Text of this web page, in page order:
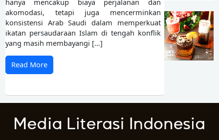
hanya mencakup biaya perjalanan dan
akomodasi, tetapi juga mencerminkan
konsistensi Arab Saudi dalam memperkuat
ikatan persaudaraan Islam di tengah konflik
yang masih membayangi […]
Read More